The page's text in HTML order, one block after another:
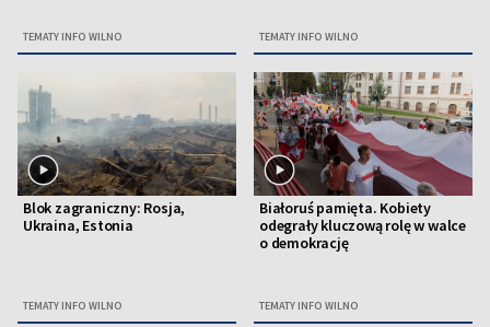
TEMATY INFO WILNO TEMATY INFO WILNO
Blok zagraniczny: Rosja,
Ukraina, Estonia
TEMATY INFO WILNO
Białoruś pamięta. Kobiety
odegrały kluczową rolę w walce
o demokrację
TEMATY INFO WILNO